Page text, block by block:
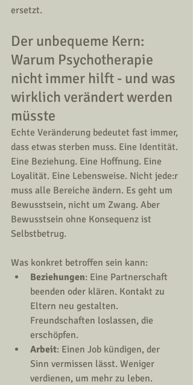
ersetzt.
Der unbequeme Kern:
Warum Psychotherapie
nicht immer hilft - und was
wirklich verändert werden
müsste
Echte Veränderung bedeutet fast immer,
dass etwas sterben muss. Eine Identität.
Eine Beziehung. Eine Hoffnung. Eine
Loyalität. Eine Lebensweise. Nicht jede:r
muss alle Bereiche ändern. Es geht um
Bewusstsein, nicht um Zwang. Aber
Bewusstsein ohne Konsequenz ist
Selbstbetrug.
Was konkret betroffen sein kann:
Beziehungen: Eine Partnerschaft
beenden oder klären. Kontakt zu
Eltern neu gestalten.
Freundschaften loslassen, die
erschöpfen.
Arbeit: Einen Job kündigen, der
Sinn vermissen lässt. Weniger
verdienen, um mehr zu leben.